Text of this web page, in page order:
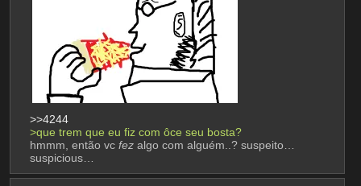
>>4244
>que trem que eu fiz com ôce seu bosta?
hmmm, então vc fez algo com alguém..? suspeito…
suspicious…